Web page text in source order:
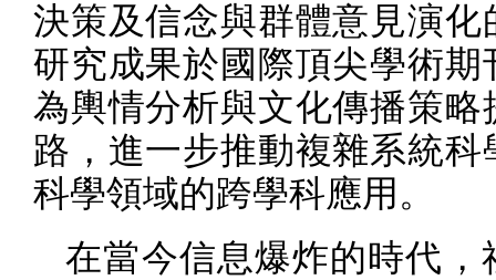
決策及信念與群體意見演化
研究成果於國際頂尖學術期
為輿情分析與文化傳播策略
路，進一步推動複雜系統科
科學領域的跨學科應用。
在當今信息爆炸的時代，